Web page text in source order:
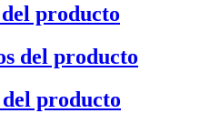
producto
del producto
producto